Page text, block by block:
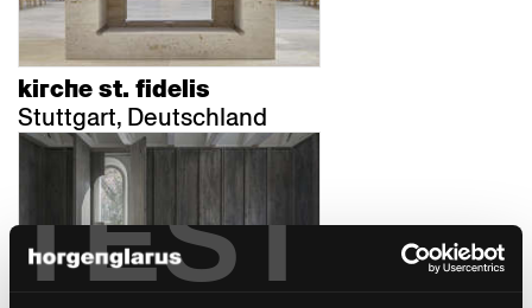
TEST
kirche st. fidelis
Stuttgart, Deutschland